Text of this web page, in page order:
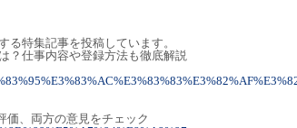
る特集記事を投稿しています。
？仕事内容や登録方法も徹底解説
価、両方の意見をチェック